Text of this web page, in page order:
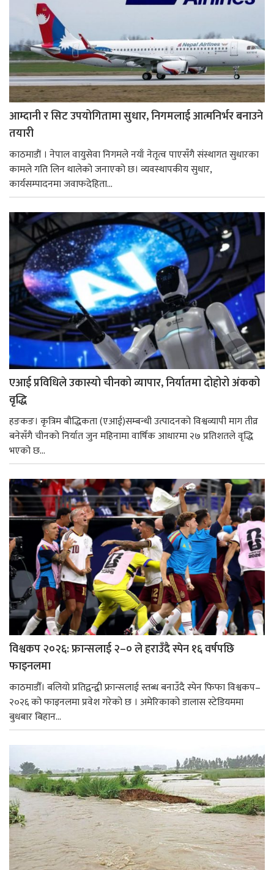
आम्दानी र सिट उपयोगितामा सुधार, निगमलाई आत्मनिर्भर बनाउने
तयारी
काठमाडाैं । नेपाल वायुसेवा निगमले नयाँ नेतृत्व पाएसँगै संस्थागत सुधारका
कामले गति लिन थालेको जनाएको छ। व्यवस्थापकीय सुधार,
कार्यसम्पादनमा जवाफदेहिता...
एआई प्रविधिले उकास्यो चीनको व्यापार, निर्यातमा दोहोरो अंकको
वृद्धि
हङकङ। कृत्रिम बौद्धिकता (एआई)सम्बन्धी उत्पादनको विश्वव्यापी माग तीव्र
बनेसँगै चीनको निर्यात जुन महिनामा वार्षिक आधारमा २७ प्रतिशतले वृद्धि
भएको छ...
विश्वकप २०२६: फ्रान्सलाई २–० ले हराउँदै स्पेन १६ वर्षपछि
फाइनलमा
काठमाडौँ। बलियो प्रतिद्वन्द्वी फ्रान्सलाई स्तब्ध बनाउँदै स्पेन फिफा विश्वकप–
२०२६ को फाइनलमा प्रवेश गरेको छ । अमेरिकाको डालास स्टेडियममा
बुधबार बिहान...